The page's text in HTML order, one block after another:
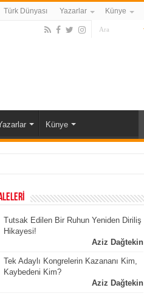
Türk Dünyası Yazarlar Künye
Künye
Tutsak Edilen Bir Ruhun Yeniden Diriliş
Hikayesi!
Aziz Dağtekin
Tek Adaylı Kongrelerin Kazananı Kim,
Kaybedeni Kim?
Aziz Dağtekin